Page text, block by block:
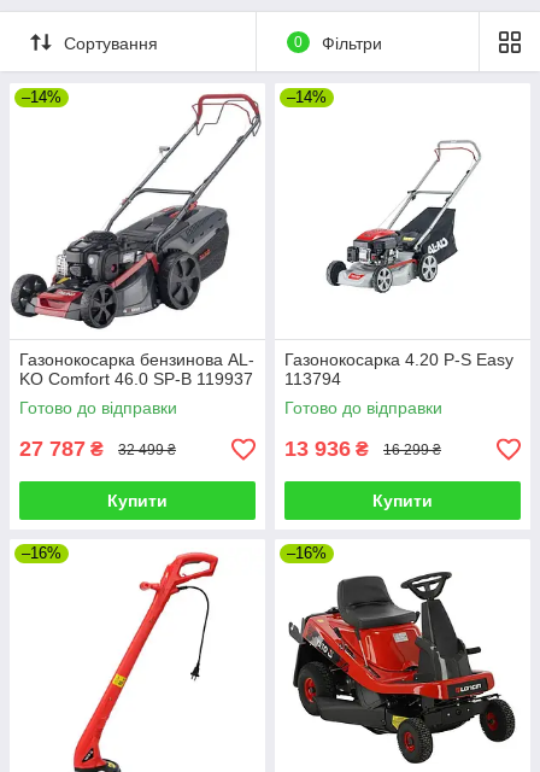
Сортування 0 Фільтри
–14%
Газонокосарка бензинова AL-
KO Comfort 46.0 SP-B 119937
Готово до відправки
27 787 ₴ 32 499 ₴
Купити
–14%
Газонокосарка 4.20 P-S Easy
113794
Готово до відправки
13 936 ₴ 16 299 ₴
Купити
–16% –16%